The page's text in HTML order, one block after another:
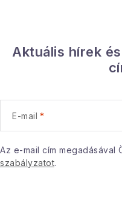
s
e
m
e
i
Aktuális hírek
E-mail
Az e-mail cím megadásával
szabályzatot.